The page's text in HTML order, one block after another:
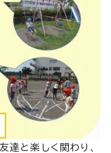
達と楽しく関わり、